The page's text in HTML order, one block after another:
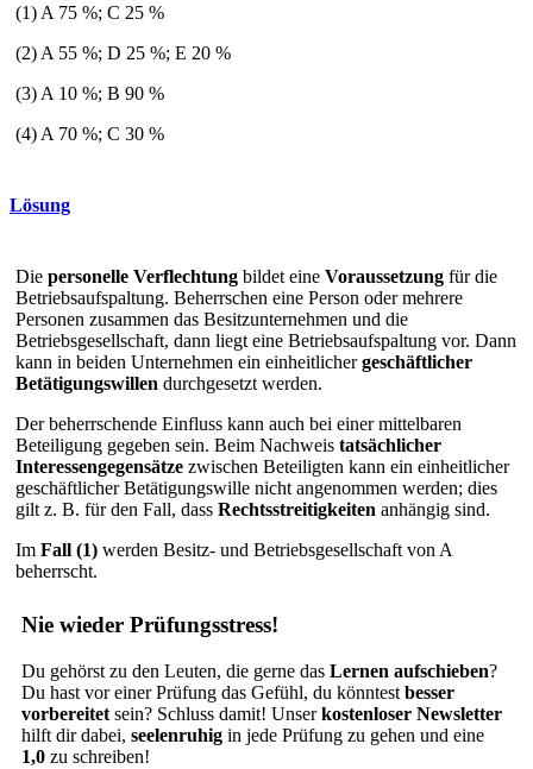
(1) A 75 %; C 25 %
(2) A 55 %; D 25 %; E 20 %
(3) A 10 %; B 90 %
(4) A 70 %; C 30 %
Lösung
Die personelle Verflechtung bildet eine Voraussetzung für die
Betriebsaufspaltung. Beherrschen eine Person oder mehrere
Personen zusammen das Besitzunternehmen und die
Betriebsgesellschaft, dann liegt eine Betriebsaufspaltung vor. Dann
kann in beiden Unternehmen ein einheitlichergeschäftlicher
Betätigungswillen durchgesetzt werden.
Der beherrschende Einfluss kann auch bei einer mittelbaren
Beteiligung gegeben sein. Beim Nachweis tatsächlicher
Interessengegensätze zwischen Beteiligten kann ein einheitlicher
geschäftlicher Betätigungswille nicht angenommen werden; dies
gilt z. B. für den Fall, dass Rechtsstreitigkeiten anhängig sind.
Im Fall (1) werden Besitz- und Betriebsgesellschaft von A
beherrscht.
Nie wieder Prüfungsstress!
Du gehörst zu den Leuten, die gerne das Lernen aufschieben?
Du hast vor einer Prüfung das Gefühl, du könntest besser
vorbereitet sein? Schluss damit! Unserkostenloser Newsletter
hilft dir dabei, seelenruhig in jede Prüfung zu gehen und eine
1,0 zu schreiben!